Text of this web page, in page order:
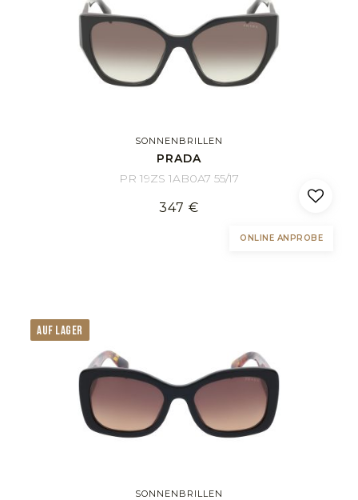
SONNENBRILLEN
PRADA
PR 19ZS 1AB0A7 55/17
347 €
ONLINE ANPROBE
AUF LAGER
SONNENBRILLEN